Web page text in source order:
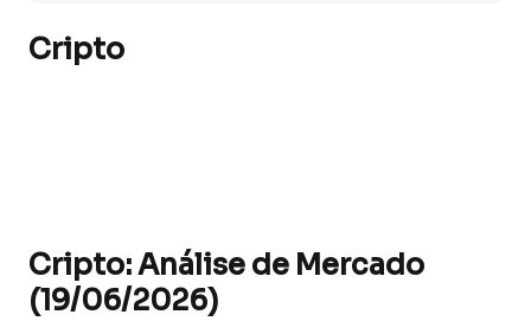
Cripto
Cripto: Análise de Mercado
(19/06/2026)